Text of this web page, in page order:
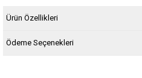
Ürün Özellikleri
Ödeme Seçenekleri